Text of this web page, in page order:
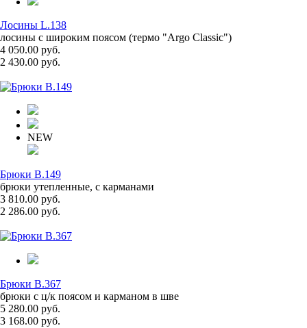
Лосины L.138
лосины с широким поясом (термо "Argo Classic")
4 050.00 руб.
2 430.00 руб.
NEW
Брюки B.149
брюки утепленные, с карманами
3 810.00 руб.
2 286.00 руб.
Брюки B.367
брюки с ц/к поясом и карманом в шве
5 280.00 руб.
3 168.00 руб.